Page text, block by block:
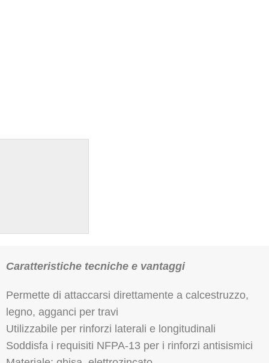
Caratteristiche tecniche e vantaggi
Permette di attaccarsi direttamente a calcestruzzo,
legno, agganci per travi
Utilizzabile per rinforzi laterali e longitudinali
Soddisfa i requisiti NFPA-13 per i rinforzi antisismici